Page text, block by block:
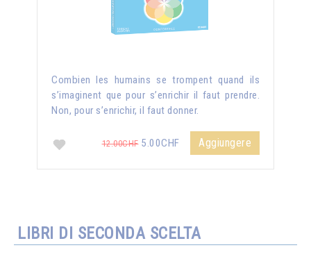
Combien les humains se trompent quand ils
s’imaginent que pour s’enrichir il faut prendre.
Non, pour s’enrichir, il faut donner.
12.00CHF5.00CHF Aggiungere
LIBRI DI SECONDA SCELTA